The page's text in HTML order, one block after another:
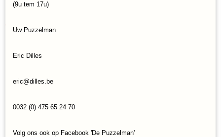
Ook interessant
(9u tem 17u)
Uw Puzzelman
Eric Dilles
eric@dilles.be
0032 (0) 475 65 24 70
Volg ons ook op Facebook 'De Puzzelman'